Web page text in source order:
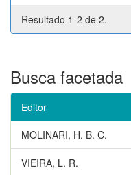
Resultado 1-2 de 2.
Busca facetada
Editor
MOLINARI, H. B. C.
VIEIRA, L. R.